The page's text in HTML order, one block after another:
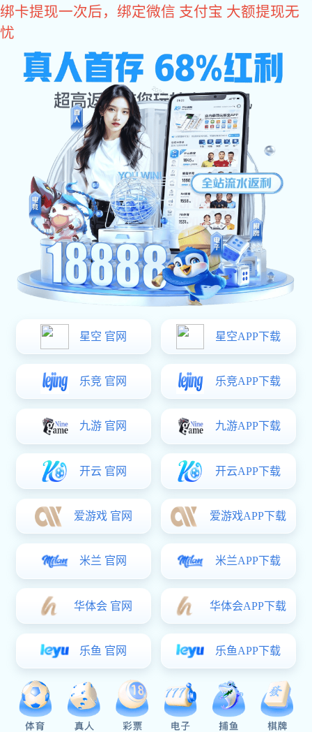
豪门国际
豪门国际
关于豪门国际
产品中心
豪门国际 资讯
人力资源
合作伙伴
分类： 通讯连接器
豪门国际: 137 9890 7046
咨询 联系
详细
咨询
注意：请留下您的电子邮件，豪门国际 的专业人员会尽快与您联系！